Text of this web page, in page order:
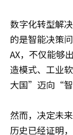
数字化转型解
的是智能决策
AX，不仅能够
造模式、工业
大国”迈向“智
然而，决定未
历史已经证明